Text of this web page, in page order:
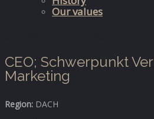
Our values
CEO; Schwerpunkt
Marketing
Region: DACH